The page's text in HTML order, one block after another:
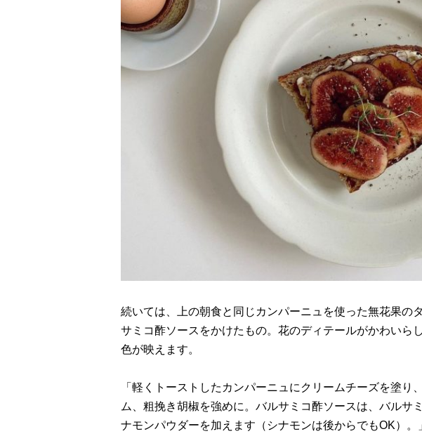
続いては、上の朝食と同じカンパーニュを使った無花果の
サミコ酢ソースをかけたもの。花のディテールがかわいら
色が映えます。
「軽くトーストしたカンパーニュにクリームチーズを塗り
ム、粗挽き胡椒を強めに。バルサミコ酢ソースは、バルサ
ナモンパウダーを加えます（シナモンは後からでもOK）。